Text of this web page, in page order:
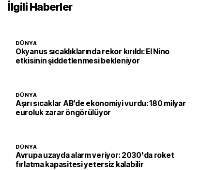
İlgili Haberler
DÜNYA
Okyanus sıcaklıklarında rekor kırıldı: El Nino
etkisinin şiddetlenmesi bekleniyor
DÜNYA
Aşırı sıcaklar AB’de ekonomiyi vurdu: 180 milyar
euroluk zarar öngörülüyor
DÜNYA
Avrupa uzayda alarm veriyor: 2030'da roket
fırlatma kapasitesi yetersiz kalabilir